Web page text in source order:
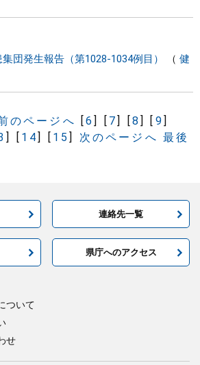
団発生報告（第1028-1034例目）
健
のページへ [6] [ 7] [8] [ 9]
] [ 14] [ 15] 次のページへ 最後
連絡先一覧
県庁へのアクセス
ついて
せ